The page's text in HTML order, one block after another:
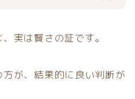
実は賢さの証です。
方が、結果的に良い判断が